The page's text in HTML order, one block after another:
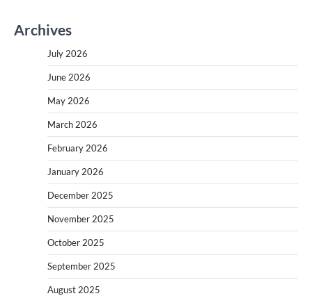
Archives
July 2026
June 2026
May 2026
March 2026
February 2026
January 2026
December 2025
November 2025
October 2025
September 2025
August 2025